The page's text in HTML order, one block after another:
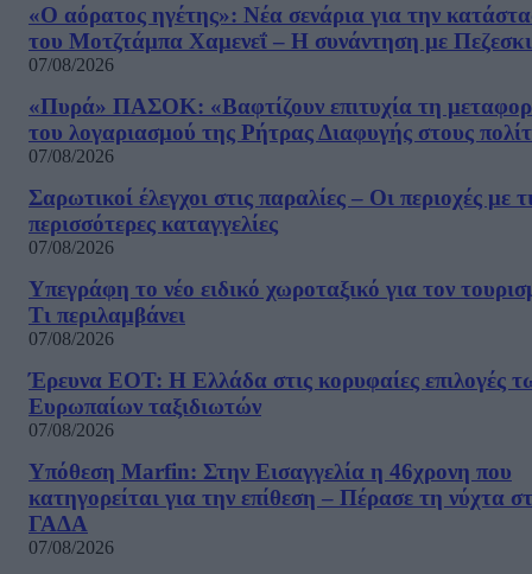
«Ο αόρατος ηγέτης»: Νέα σενάρια για την
του Μοτζτάμπα Χαμενεΐ – Η συνάντηση με
07/08/2026
«Πυρά» ΠΑΣΟΚ: «Βαφτίζουν επιτυχία τη
του λογαριασμού της Ρήτρας Διαφυγής στους
07/08/2026
Σαρωτικοί έλεγχοι στις παραλίες – Οι περιοχές με
περισσότερες καταγγελίες
07/08/2026
Υπεγράφη το νέο ειδικό χωροταξικό για τον
Τι περιλαμβάνει
07/08/2026
Έρευνα ΕΟΤ: Η Ελλάδα στις κορυφαίες επιλογές
Ευρωπαίων ταξιδιωτών
07/08/2026
Υπόθεση Marfin: Στην Εισαγγελία η 46χρονη που
κατηγορείται για την επίθεση – Πέρασε τη νύχτα
ΓΑΔΑ
07/08/2026